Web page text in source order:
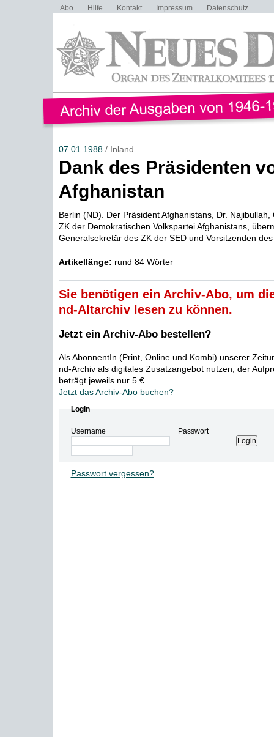
Abo Hilfe Kontakt Impressum Datenschutz
07.01.1988/ Inland
Dank des Präsidenten
Afghanistan
Berlin (ND). Der Präsident Afghanistans, Dr.
ZK der Demokratischen Volkspartei Afghanistans,
Generalsekretär des ZK der SED und Vorsitzenden
Artikellänge: rund 84 Wörter
Sie benötigen ein Archiv-Abo, um
nd-Altarchiv lesen zu können.
Jetzt ein Archiv-Abo bestellen?
Als AbonnentIn (Print, Online und Kombi) unserer
nd-Archiv als digitales Zusatzangebot nutzen, der
beträgt jeweils nur 5 €.
Jetzt das Archiv-Abo buchen?
Login
Username Passwort
Passwort vergessen?